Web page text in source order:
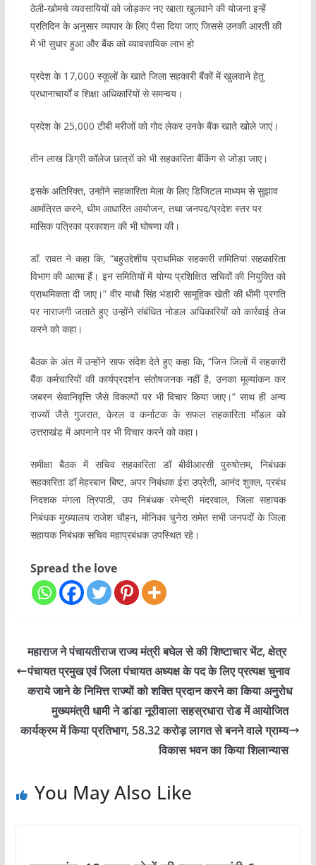
ठेली-खोमचे व्यवसायियों को जोड़कर नए खाता खुलवाने की योजना इन्हें
प्रतिदिन के अनुसार व्यापार के लिए पैसा दिया जाए जिससे उनकी आरती की
में भी सुधार हुआ और बैंक को व्यावसायिक लाभ हो
प्रदेश के 17,000 स्कूलों के खाते जिला सहकारी बैंकों में खुलवाने हेतु
प्रधानाचार्यों व शिक्षा अधिकारियों से समन्वय।
प्रदेश के 25,000 टीबी मरीजों को गोद लेकर उनके बैंक खाते खोले जाएं।
तीन लाख डिग्री कॉलेज छात्रों को भी सहकारिता बैंकिंग से जोड़ा जाए।
इसके अतिरिक्त, उन्होंने सहकारिता मेला के लिए डिजिटल माध्यम से सुझाव
आमंत्रित करने, थीम आधारित आयोजन, तथा जनपद/प्रदेश स्तर पर
मासिक पत्रिका प्रकाशन की भी घोषणा की।
डॉ. रावत ने कहा कि, “बहुउद्देशीय प्राथमिक सहकारी समितियां सहकारिता
विभाग की आत्मा हैं। इन समितियों में योग्य प्रशिक्षित सचिवों की नियुक्ति को
प्राथमिकता दी जाए।” वीर माधौ सिंह भंडारी सामूहिक खेती की धीमी प्रगति
पर नाराजगी जताते हुए उन्होंने संबंधित नोडल अधिकारियों को कार्रवाई तेज
करने को कहा।
बैठक के अंत में उन्होंने साफ संदेश देते हुए कहा कि, “जिन जिलों में सहकारी
बैंक कर्मचारियों की कार्यप्रदर्शन संतोषजनक नहीं है, उनका मूल्यांकन कर
जबरन सेवानिवृत्ति जैसे विकल्पों पर भी विचार किया जाए।” साथ ही अन्य
राज्यों जैसे गुजरात, केरल व कर्नाटक के सफल सहकारिता मॉडल को
उत्तराखंड में अपनाने पर भी विचार करने को कहा।
समीक्षा बैठक में सचिव सहकारिता डॉ बीवीआरसी पुरुषोत्तम, निबंधक
सहकारिता डॉ मेहरबान बिष्ट, अपर निबंधक ईरा उप्रेती, आनंद शुक्ल, प्रबंध
निदशक मंगला त्रिपाठी, उप निबंधक रमेन्द्री मंदरवाल, जिला सहायक
निबंधक मुख्यालय राजेश चौहन, मोनिका चुनेरा समेत सभी जनपदों के जिला
सहायक निबंधक सचिव महाप्रबंधक उपस्थित रहे।
Spread the love
महाराज ने पंचायतीराज राज्य मंत्री बघेल से की शिष्टाचार भेंट, क्षेत्र
पंचायत प्रमुख एवं जिला पंचायत अध्यक्ष के पद के लिए प्रत्यक्ष चुनाव
कराये जाने के निमित्त राज्यों को शक्ति प्रदान करने का किया अनुरोध
मुख्यमंत्री धामी ने डांडा नूरीवाला सहस्रधारा रोड में आयोजित
कार्यक्रम में किया प्रतिभाग, 58.32 करोड़ लागत से बनने वाले ग्राम्य
विकास भवन का किया शिलान्यास
You May Also Like